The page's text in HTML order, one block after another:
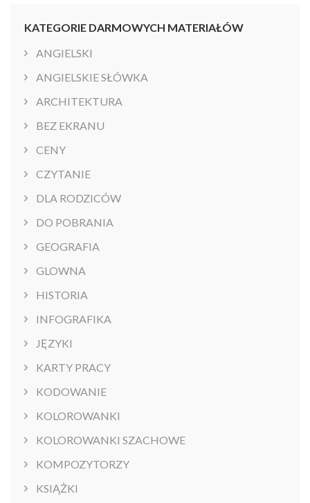
KATEGORIE DARMOWYCH MATERIAŁÓW
ANGIELSKI
ANGIELSKIE SŁÓWKA
ARCHITEKTURA
BEZ EKRANU
CENY
CZYTANIE
DLA RODZICÓW
DO POBRANIA
GEOGRAFIA
GLOWNA
HISTORIA
INFOGRAFIKA
JĘZYKI
KARTY PRACY
KODOWANIE
KOLOROWANKI
KOLOROWANKI SZACHOWE
KOMPOZYTORZY
KSIĄŻKI